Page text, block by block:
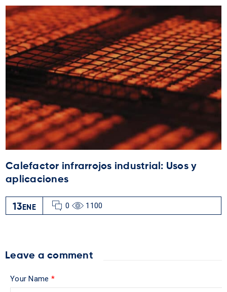
Calefactor infrarrojos industrial: Usos y
aplicaciones
13 ENE 0 1100
Leave a comment
Your Name *